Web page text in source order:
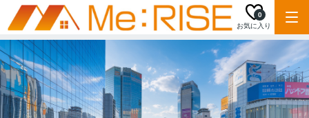
お気に入り
0